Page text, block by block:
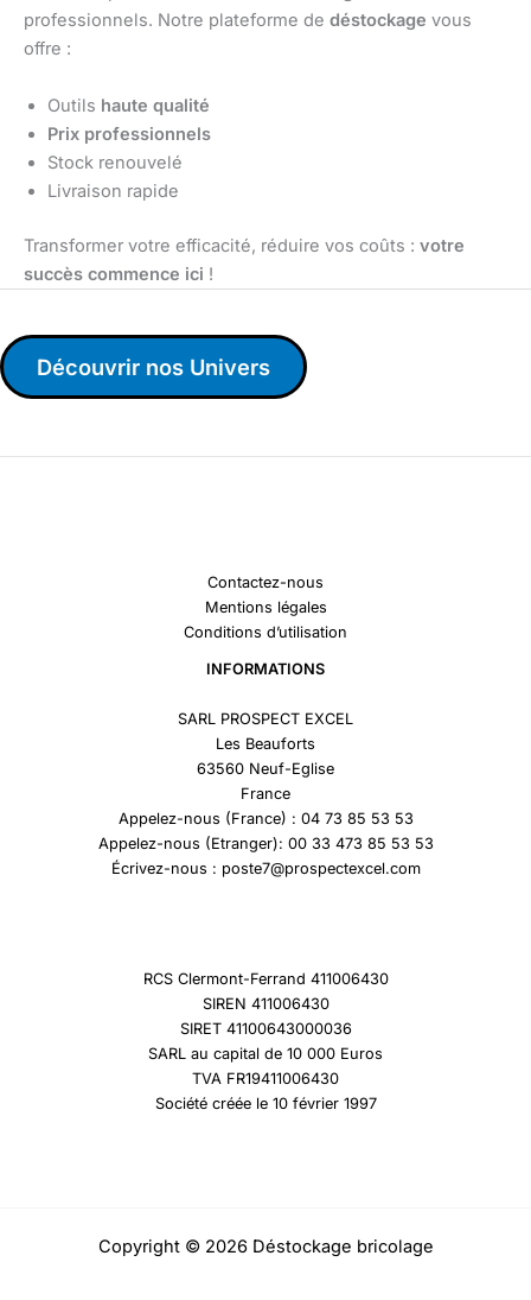
professionnels. Notre plateforme de déstockage vous
offre :
Outils haute qualité
Prix professionnels
Stock renouvelé
Livraison rapide
Transformer votre efficacité, réduire vos coûts : votre
succès commence ici !
Découvrir nos Univers
Contactez-nous
Mentions légales
Conditions d’utilisation
INFORMATIONS
SARL PROSPECT EXCEL
Les Beauforts
63560 Neuf-Eglise
France
Appelez-nous (France) : 04 73 85 53 53
Appelez-nous (Etranger): 00 33 473 85 53 53
Écrivez-nous : poste7@prospectexcel.com
RCS Clermont-Ferrand 411006430
SIREN 411006430
SIRET 41100643000036
SARL au capital de 10 000 Euros
TVA FR19411006430
Société créée le 10 février 1997
Copyright © 2026 Déstockage bricolage